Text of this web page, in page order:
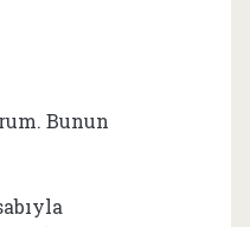
Bunun